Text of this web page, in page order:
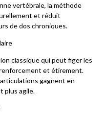
vertébrale, la méthode
et réduit
de dos chroniques.
classique qui peut figer les
et étirement.
gagnent en
plus agile.